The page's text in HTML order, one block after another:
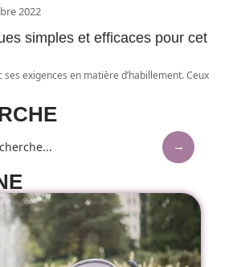
2022
simples et efficaces pour cet
exigences en matière d’habillement. Ceux